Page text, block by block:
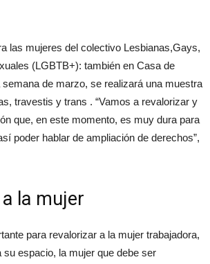
las mujeres del colectivo Lesbianas,Gays,
(LGBTB+): también en Casa de
de marzo, se realizará una muestra
travestis y trans . “Vamos a revalorizar y
que, en este momento, es muy dura para
poder hablar de ampliación de derechos”,
la mujer
para revalorizar a la mujer trabajadora,
su espacio, la mujer que debe ser